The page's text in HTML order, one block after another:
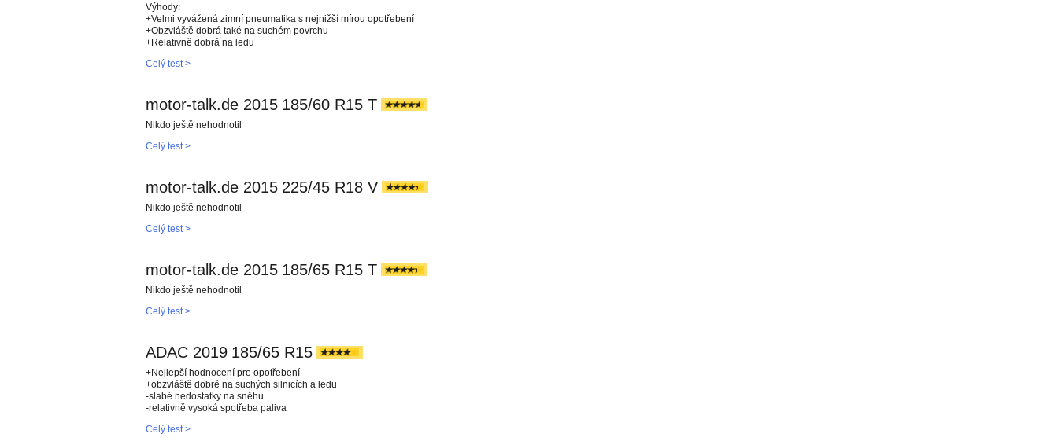
Výhody:
+Velmi vyvážená zimní pneumatika s nejnižší mírou opotřebení
+Obzvláště dobrá také na suchém povrchu
+Relativně dobrá na ledu
Celý test >
motor-talk.de 2015 185/60 R15 T
Nikdo ještě nehodnotil
Celý test >
motor-talk.de 2015 225/45 R18 V
Nikdo ještě nehodnotil
Celý test >
motor-talk.de 2015 185/65 R15 T
Nikdo ještě nehodnotil
Celý test >
ADAC 2019 185/65 R15
+Nejlepší hodnocení pro opotřebení
+obzvláště dobré na suchých silnicích a ledu
-slabé nedostatky na sněhu
-relativně vysoká spotřeba paliva
Celý test >